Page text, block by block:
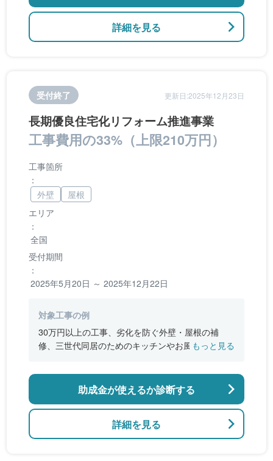
詳細を見る
受付終了 更新日:2025年12月23日
長期優良住宅化リフォーム推進事業
工事費用の33%（上限210万円）
エリア
：
全国
受付期間
：
2025年5月20日 ～ 2025年12月22日
工事箇所
：
外壁
屋根
対象工事の例
30万円以上の工事、劣化を防ぐ外壁・屋根の補
修、三世代同居のためのキッチンやお風呂の増
もっと見る
詳細を見る
助成金が使えるか診断する